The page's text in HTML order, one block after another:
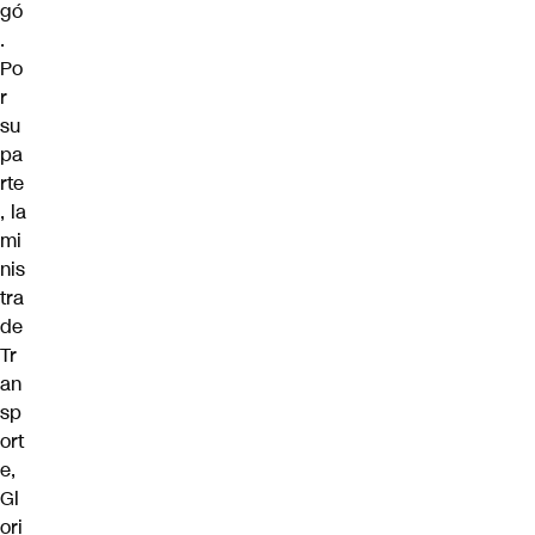
gó
.
Po
r
su
pa
rte
, la
mi
nis
tra
de
Tr
an
sp
ort
e,
Gl
ori